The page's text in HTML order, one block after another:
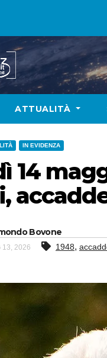
ATTUALITÀ
IN EVIDENZA
14
Bovone
13, 2026 1948,